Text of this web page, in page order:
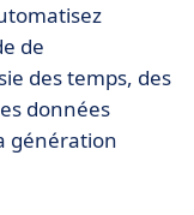
de
des temps, des
données
génération